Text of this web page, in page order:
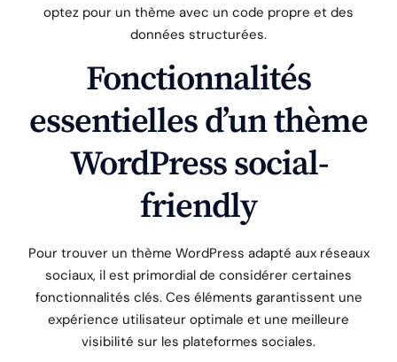
optez pour un thème avec un code propre et des
données structurées.
Fonctionnalités
essentielles d’un thème
WordPress social-
friendly
Pour trouver un thème WordPress adapté aux réseaux
sociaux, il est primordial de considérer certaines
fonctionnalités clés. Ces éléments garantissent une
expérience utilisateur optimale et une meilleure
visibilité sur les plateformes sociales.